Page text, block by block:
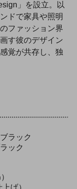
」を設立。以
ドで家具や照明
ファッション界
す彼のデザイン
覚が共存し、独
ラック
ック